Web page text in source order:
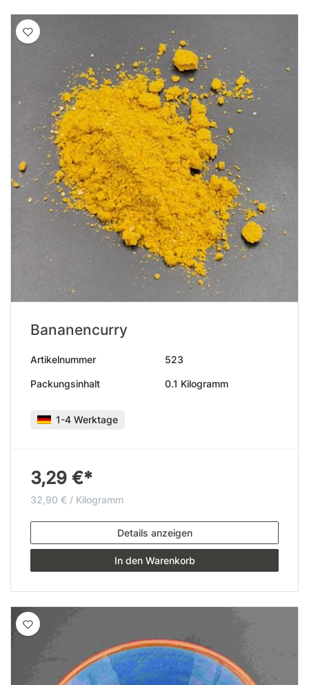
Bananencurry
Artikelnummer 523
Packungsinhalt 0.1 Kilogramm
1-4 Werktage
3,29 €*
32,90 € / Kilogramm
Details anzeigen
In den Warenkorb